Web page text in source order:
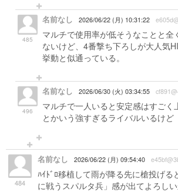
485
名前なし 2026/06/22 (月) 10:31:22
マルチで使用率が低そうなことと全
ないけど、4番撃ち下ろしが大人気
挙動と似通っている。
496
名前なし 2026/06/30 (火) 03:34:55
マルチで一人いると安定感はすごく
とかいう強すぎるライバルいるけど
484
名前なし 2026/06/22 (月) 09:54:40
ﾊｲﾄﾞﾛ移植して雨が降る先に槍投げる
に戦うスパルタ兵」感が出てよろし